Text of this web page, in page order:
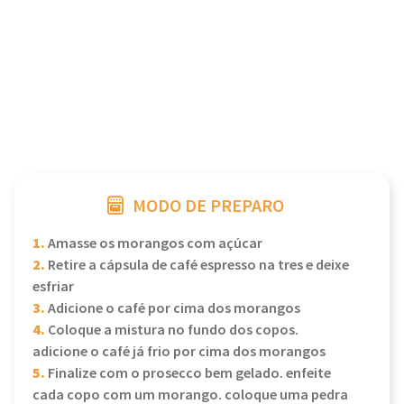
MODO DE PREPARO
1.Amasse os morangos com açúcar
2. Retire a cápsula de café espresso na tres e deixe
esfriar
3.Adicione o café por cima dos morangos
4. Coloque a mistura no fundo dos copos.
adicione o café já frio por cima dos morangos
5. Finalize com o prosecco bem gelado. enfeite
cada copo com um morango. coloque uma pedra